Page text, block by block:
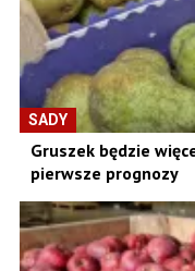
SADY
Gruszek będzie
pierwsze prognozy